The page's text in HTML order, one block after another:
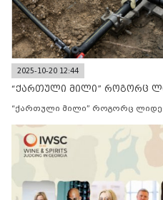
2025-10-20 12:44
“ქართული მილი” როგორც
“ქართული მილი” როგორც